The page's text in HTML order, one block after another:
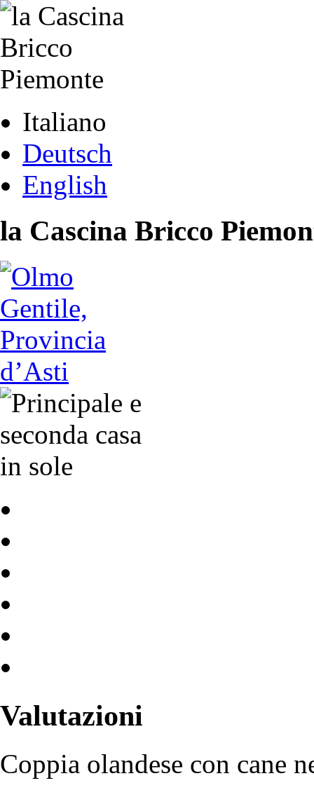
Italiano
Deutsch
English
la Cascina Bricco
Valutazioni
Coppia olandese con cane